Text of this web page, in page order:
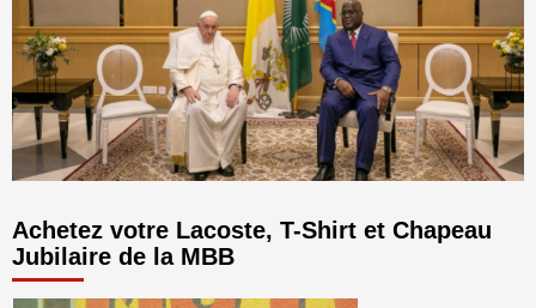
Achetez votre Lacoste, T-Shirt et Chapeau
Jubilaire de la MBB